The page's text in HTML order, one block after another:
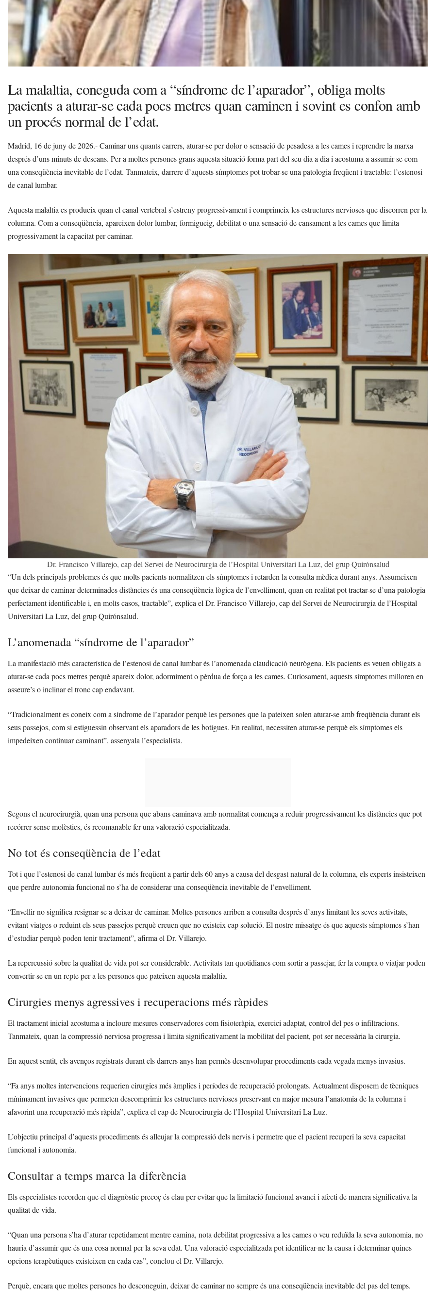
La malaltia, coneguda com a “síndrome de l’aparador”, obliga molts
pacients a aturar-se cada pocs metres quan caminen i sovint es confon amb
un procés normal de l’edat.
Madrid, 16 de juny de 2026.- Caminar uns quants carrers, aturar-se per dolor o sensació de pesadesa a les cames i reprendre la marxa
després d’uns minuts de descans. Per a moltes persones grans aquesta situació forma part del seu dia a dia i acostuma a assumir-se com
una conseqüència inevitable de l’edat. Tanmateix, darrere d’aquests símptomes pot trobar-se una patologia freqüent i tractable: l’estenosi
de canal lumbar.
Aquesta malaltia es produeix quan el canal vertebral s’estreny progressivament i comprimeix les estructures nervioses que discorren per la
columna. Com a conseqüència, apareixen dolor lumbar, formigueig, debilitat o una sensació de cansament a les cames que limita
progressivament la capacitat per caminar.
Dr. Francisco Villarejo, cap del Servei de Neurocirurgia de l’Hospital Universitari La Luz, del grup Quirónsalud
“Un dels principals problemes és que molts pacients normalitzen els símptomes i retarden la consulta mèdica durant anys. Assumeixen
que deixar de caminar determinades distàncies és una conseqüència lògica de l’envelliment, quan en realitat pot tractar-se d’una patologia
perfectament identificable i, en molts casos, tractable”, explica el Dr. Francisco Villarejo, cap del Servei de Neurocirurgia de l’Hospital
Universitari La Luz, del grup Quirónsalud.
L’anomenada “síndrome de l’aparador”
La manifestació més característica de l’estenosi de canal lumbar és l’anomenada claudicació neurògena. Els pacients es veuen obligats a
aturar-se cada pocs metres perquè apareix dolor, adormiment o pèrdua de força a les cames. Curiosament, aquests símptomes milloren en
asseure’s o inclinar el tronc cap endavant.
“Tradicionalment es coneix com a síndrome de l’aparador perquè les persones que la pateixen solen aturar-se amb freqüència durant els
seus passejos, com si estiguessin observant els aparadors de les botigues. En realitat, necessiten aturar-se perquè els símptomes els
impedeixen continuar caminant”, assenyala l’especialista.
Segons el neurocirurgià, quan una persona que abans caminava amb normalitat comença a reduir progressivament les distàncies que pot
recórrer sense molèsties, és recomanable fer una valoració especialitzada.
No tot és conseqüència de l’edat
Tot i que l’estenosi de canal lumbar és més freqüent a partir dels 60 anys a causa del desgast natural de la columna, els experts insisteixen
que perdre autonomia funcional no s’ha de considerar una conseqüència inevitable de l’envelliment.
“Envellir no significa resignar-se a deixar de caminar. Moltes persones arriben a consulta després d’anys limitant les seves activitats,
evitant viatges o reduint els seus passejos perquè creuen que no existeix cap solució. El nostre missatge és que aquests símptomes s’han
d’estudiar perquè poden tenir tractament”, afirma el Dr. Villarejo.
La repercussió sobre la qualitat de vida pot ser considerable. Activitats tan quotidianes com sortir a passejar, fer la compra o viatjar poden
convertir-se en un repte per a les persones que pateixen aquesta malaltia.
Cirurgies menys agressives i recuperacions més ràpides
El tractament inicial acostuma a incloure mesures conservadores com fisioteràpia, exercici adaptat, control del pes o infiltracions.
Tanmateix, quan la compressió nerviosa progressa i limita significativament la mobilitat del pacient, pot ser necessària la cirurgia.
En aquest sentit, els avenços registrats durant els darrers anys han permès desenvolupar procediments cada vegada menys invasius.
“Fa anys moltes intervencions requerien cirurgies més àmplies i períodes de recuperació prolongats. Actualment disposem de tècniques
mínimament invasives que permeten descomprimir les estructures nervioses preservant en major mesura l’anatomia de la columna i
afavorint una recuperació més ràpida”, explica el cap de Neurocirurgia de l’Hospital Universitari La Luz.
L’objectiu principal d’aquests procediments és alleujar la compressió dels nervis i permetre que el pacient recuperi la seva capacitat
funcional i autonomia.
Consultar a temps marca la diferència
Els especialistes recorden que el diagnòstic precoç és clau per evitar que la limitació funcional avanci i afecti de manera significativa la
qualitat de vida.
“Quan una persona s’ha d’aturar repetidament mentre camina, nota debilitat progressiva a les cames o veu reduïda la seva autonomia, no
hauria d’assumir que és una cosa normal per la seva edat. Una valoració especialitzada pot identificar-ne la causa i determinar quines
opcions terapèutiques existeixen en cada cas”, conclou el Dr. Villarejo.
Perquè, encara que moltes persones ho desconeguin, deixar de caminar no sempre és una conseqüència inevitable del pas del temps.